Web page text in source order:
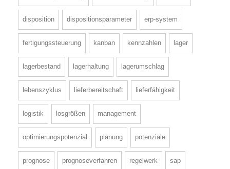
disposition dispositionsparameter erp-system
fertigungssteuerung kanban kennzahlen lager
lagerbestand lagerhaltung lagerumschlag
lebenszyklus lieferbereitschaft lieferfähigkeit
logistik losgrößen management
optimierungspotenzial planung potenziale
prognose prognoseverfahren regelwerk sap